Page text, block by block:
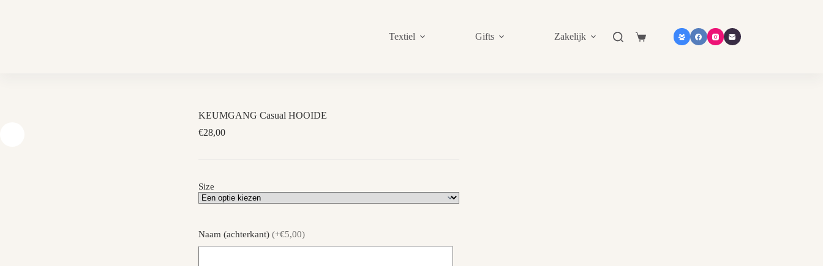
Textiel
Gifts Zakelijk Shop in shop Contact
Shopping
KEUMGANG Casual HOOIDE
€28,00
Size
Naam (achterkant) (+€5,00)